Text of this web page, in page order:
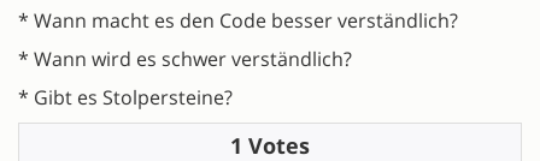
* Wann macht es den Code besser verständlich?
* Wann wird es schwer verständlich?
* Gibt es Stolpersteine?
1 Votes